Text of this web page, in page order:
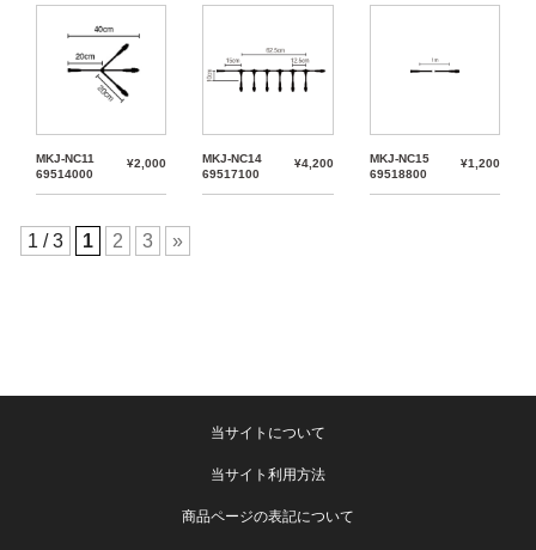
MKJ-NC11
69514000
¥2,000
MKJ-NC14
69517100
¥4,200
MKJ-NC15
69518800
¥1,200
1 / 3 1 2 3 »
当サイトについて
当サイト利用方法
商品ページの表記について